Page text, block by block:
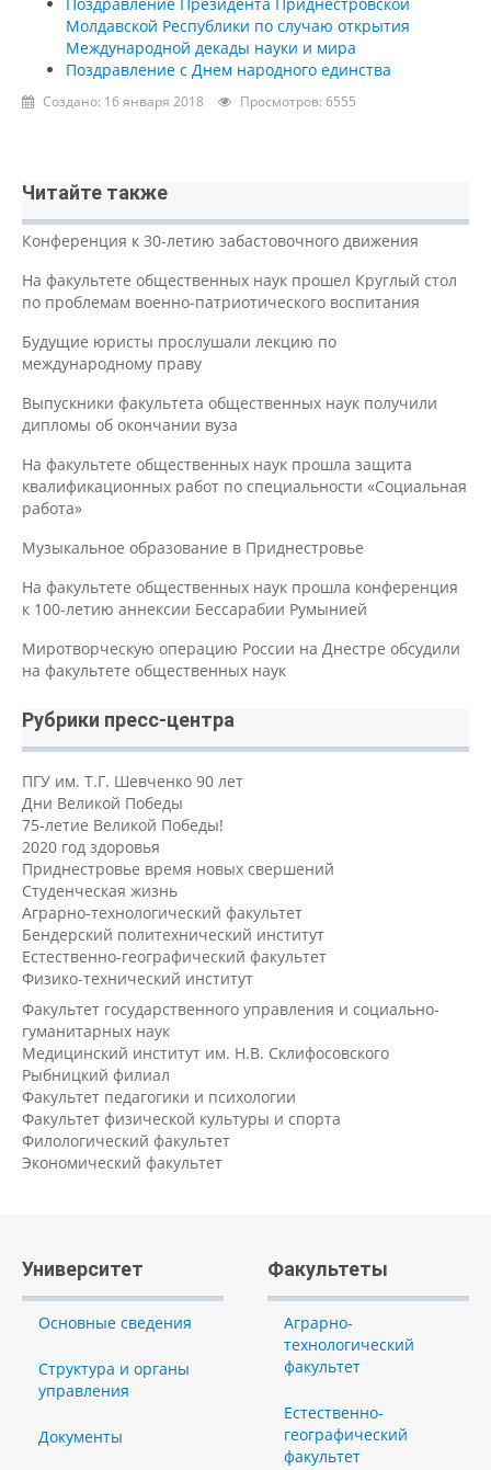
Молдавской Республики по случаю открытия
Международной декады науки и мира
Поздравление с Днем народного единства
Создано: 16 января 2018 Просмотров: 6555
Читайте также
Конференция к 30-летию забастовочного движения
На факультете общественных наук прошел Круглый стол
по проблемам военно-патриотического воспитания
Будущие юристы прослушали лекцию по
международному праву
Выпускники факультета общественных наук получили
дипломы об окончании вуза
На факультете общественных наук прошла защита
квалификационных работ по специальности «Социальная
работа»
Музыкальное образование в Приднестровье
На факультете общественных наук прошла конференция
к 100-летию аннексии Бессарабии Румынией
Миротворческую операцию России на Днестре обсудили
на факультете общественных наук
Рубрики пресс-центра
ПГУ им. Т.Г. Шевченко 90 лет
Дни Великой Победы
75-летие Великой Победы!
2020 год здоровья
Приднестровье время новых свершений
Студенческая жизнь
Аграрно-технологический факультет
Бендерский политехнический институт
Естественно-географический факультет
Физико-технический институт
Факультет государственного управления и социально-
гуманитарных наук
Медицинский институт им. Н.В. Склифосовского
Рыбницкий филиал
Факультет педагогики и психологии
Факультет физической культуры и спорта
Филологический факультет
Экономический факультет
Университет
Основные сведения
Структура и органы
управления
Документы
Факультеты
Аграрно-
технологический
факультет
Естественно-
географический
факультет